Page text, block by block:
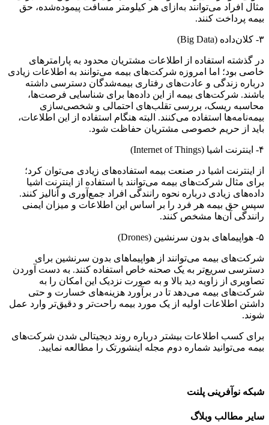
مثال افراد می‌توانند به‌ازای هر کیلومتر مسافت پیموده‌شده، حق
بیمه پرداخت کنند.
۳- کلان‌داده (Big Data)
در گذشته استفاده از اطلاعات مشتریان محدود به پارامترهای
خاصی بود؛ اما امروزه شرکت‌های بیمه می‌توانند به اطلاعات زیادی
درباره زندگی و عادت‌های رفتاری بیمه‌شدگان دسترسی داشته
باشند. شرکت‌های بیمه از این داده‌ها برای شناسایی فرصت‌ها،
محاسبه ریسک، بررسی تقلب‌های احتمالی و شخصی‌سازی
بیمه‌نامه‌ها استفاده می‌کنند. البته هنگام استفاده از این اطلاعات،
باید از حریم خصوصی مشتریان حفاظت شود.
۴- اینترنت اشیا (Internet of Things)
از اینترنت اشیا در صنعت بیمه استفاده‌های زیادی می‌توان کرد؛
برای مثال شرکت‌های بیمه می‌توانند با استفاده از اینترنت اشیا
داده‌های زیادی درباره نحوه رانندگی افراد جمع‌آوری و آنالیز کنند.
سپس حق بیمه هر فرد را بر اساس این اطلاعات و میزان ایمنی
رانندگی آن‌ها مشخص کنند.
۵- هواپیماهای بدون سرنشین (Drones)
شرکت‌های بیمه می‌توانند از هواپیماهای بدون سرنشین برای
دسترسی سریع‌تر به یک صحنه خاص استفاده کنند. به دست آوردن
تصاویری از زاویه دید بالا و به صورت نزدیک این امکان را به
شرکت‌های بیمه می‌دهد تا در برآورد هزینه‌های خسارت و حتی
داشتن اطلاعات اولیه از یک مورد بیمه راحت‌تر و دقیق‌تر وارد عمل
شوند.
برای کسب اطلاعات بیشتر درباره روند دیجیتالی شدن شرکت‌های
بیمه می‌توانید شماره دوم مجله اینشورتک را مطالعه نمایید.
شبکه نوآفرینی پلنت
سایر مطالب وبلاگ